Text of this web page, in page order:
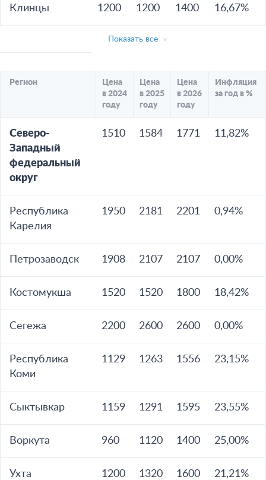
Клинцы 1200 1200 1400 16,67%
Показать все
Регион
Цена
в 2024
году
Цена
в 2025
году
Цена
в 2026
году
Инфляция
за год в %
Северо-
Западный
федеральный
округ
1510 1584 1771 11,82%
Республика
Карелия
1950 2181 2201 0,94%
Петрозаводск 1908 2107 2107 0,00%
Костомукша 1520 1520 1800 18,42%
Сегежа 2200 2600 2600 0,00%
Республика
Коми
1129 1263 1556 23,15%
Сыктывкар 1159 1291 1595 23,55%
Воркута 960 1120 1400 25,00%
Ухта 1200 1320 1600 21,21%